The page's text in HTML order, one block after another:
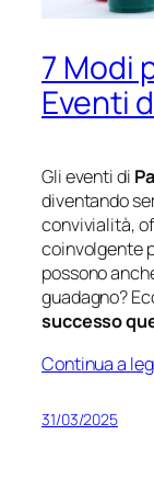
7 Modi
Eventi
Gli eventi di
diventando
convivialità,
coinvolgente
possono
guadagno?
successo
Continua a
31/03/2025